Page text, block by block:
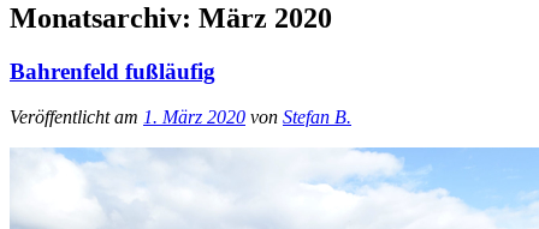
Monatsarchiv: März 2020
Bahrenfeld fußläufig
Veröffentlicht am 1. März 2020 von Stefan B.